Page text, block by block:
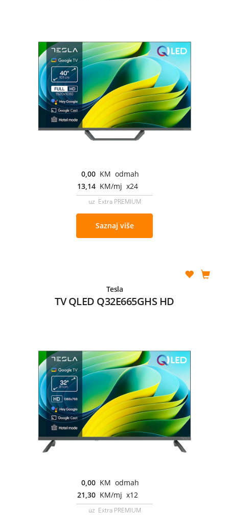
0,00 KM odmah
13,14 KM/mj x24
uz Extra PREMIUM
Saznaj više
Tesla
TV QLED Q32E665GHS HD
0,00 KM odmah
21,30 KM/mj x12
uz Extra PREMIUM